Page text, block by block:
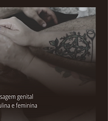
é apenas
É
mais
e uma
com as